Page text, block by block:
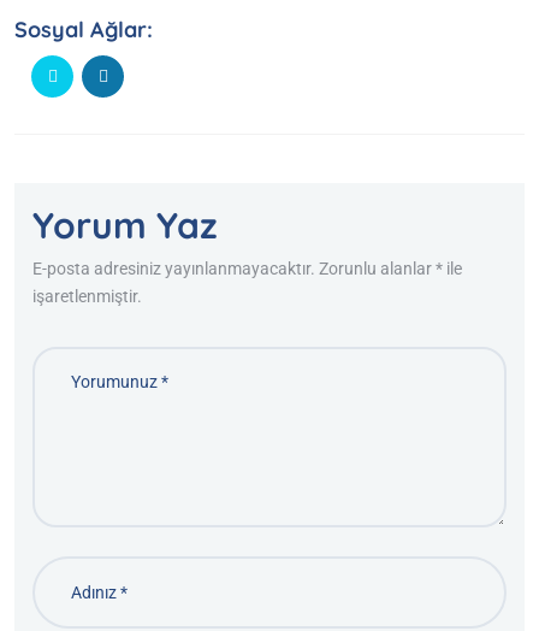
Sosyal Ağlar:
Yorum Yaz
E-posta adresiniz yayınlanmayacaktır. Zorunlu alanlar * ile
işaretlenmiştir.